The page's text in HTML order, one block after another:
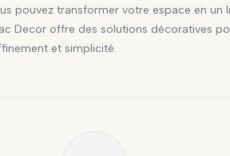
pouvez transformer votre espace en un
Decor offre des solutions décoratives
et simplicité.